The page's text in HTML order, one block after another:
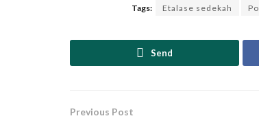
Tags: Etalase sedekah
Send
Previous Post